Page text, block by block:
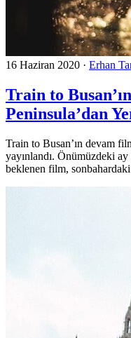
16 Haziran 2020 · Erhan
Train to
Peninsula’dan
Train to Busan’ın devam
yayınlandı. Önümüzdeki
beklenen film,